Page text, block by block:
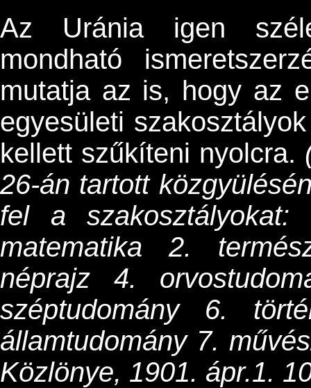
Az Uránia igen
mondható
mutatja az is, hogy az
egyesületi
kellett szűkíteni nyolcra.
26-án tartott
fel a szakosztályokat:
matematika 2.
néprajz 4.
széptudomány 6.
államtudomány 7.
Közlönye, 1901. ápr.1.